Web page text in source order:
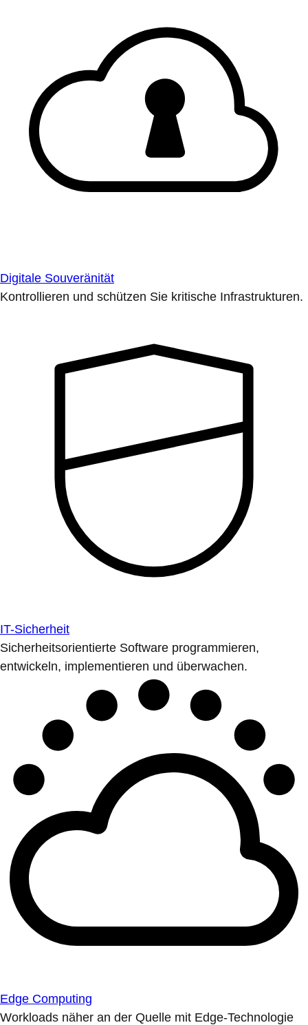
Digitale Souveränität
Kontrollieren und schützen Sie kritische Infrastrukturen.
IT-Sicherheit
Sicherheitsorientierte Software programmieren,
entwickeln, implementieren und überwachen.
Edge Computing
Workloads näher an der Quelle mit Edge-Technologie